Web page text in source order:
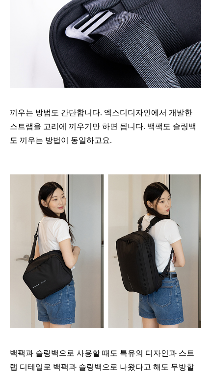
끼우는 방법도 간단합니다. 엑스디디자인에서 개발한
스트랩을 고리에 끼우기만 하면 됩니다. 백팩도 슬링백
도 끼우는 방법이 동일하고요.
백팩과 슬링백으로 사용할 때도 특유의 디자인과 스트
랩 디테일로 백팩과 슬링백으로 나왔다고 해도 무방할